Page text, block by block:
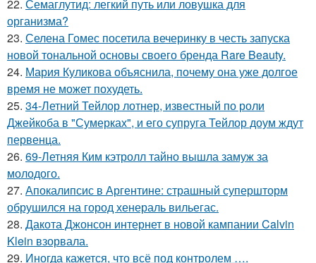
22. Семаглутид: легкий путь или ловушка для
организма?
23. Селена Гомес посетила вечеринку в честь запуска
новой тональной основы своего бренда Rare Beauty.
24. Мария Куликова объяснила, почему она уже долгое
время не может похудеть.
25. 34-Летний Тейлор лотнер, известный по роли
Джейкоба в "Сумерках", и его супруга Тейлор доум ждут
первенца.
26. 69-Летняя Ким кэтролл тайно вышла замуж за
молодого.
27. Апокалипсис в Аргентине: страшный супершторм
обрушился на город хенераль вильегас.
28. Дакота Джонсон интернет в новой кампании Calvin
Klein взорвала.
29. Иногда кажется, что всё под контролем ….